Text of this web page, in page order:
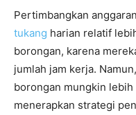
Pertimbangkan
tukang harian relatif
borongan, karena
jumlah jam kerja.
borongan mungkin
menerapkan strategi